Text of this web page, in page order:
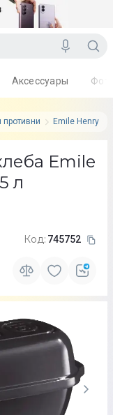
Emile Henry
Аксессуары
Emile
л
Код: 745752